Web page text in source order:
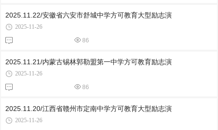
2025.11.22/安徽省六安市舒城中学方可教育大型励志演
2025-11-26
86
2025.11.21/内蒙古锡林郭勒盟第一中学方可教育励志演
2025-11-26
86
2025.11.20/江西省赣州市定南中学方可教育大型励志演
2025-11-26